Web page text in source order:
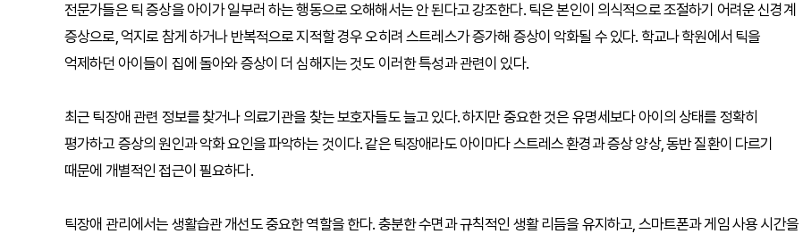
전문가들은 틱 증상을 아이가 일부러 하는 행동으로 오해해서는 안 된다고 강조한다. 틱은 본인이 의식적으로 조절하기 어려운 신경계
증상으로, 억지로 참게 하거나 반복적으로 지적할 경우 오히려 스트레스가 증가해 증상이 악화될 수 있다. 학교나 학원에서 틱을
억제하던 아이들이 집에 돌아와 증상이 더 심해지는 것도 이러한 특성과 관련이 있다.
최근 틱장애 관련 정보를 찾거나 의료기관을 찾는 보호자들도 늘고 있다. 하지만 중요한 것은 유명세보다 아이의 상태를 정확히
평가하고 증상의 원인과 악화 요인을 파악하는 것이다. 같은 틱장애라도 아이마다 스트레스 환경과 증상 양상, 동반 질환이 다르기
때문에 개별적인 접근이 필요하다.
틱장애 관리에서는 생활습관 개선도 중요한 역할을 한다. 충분한 수면과 규칙적인 생활 리듬을 유지하고, 스마트폰과 게임 사용 시간을